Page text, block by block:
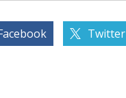
Twitter